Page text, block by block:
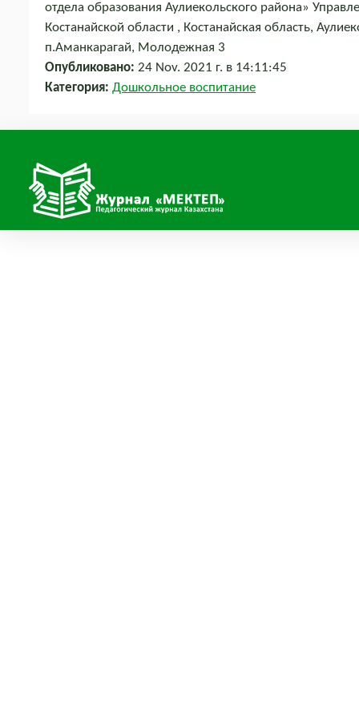
отдела образования Аулиекольского района»
Костанайской области , Костанайская область,
п.Аманкарагай, Молодежная 3
Опубликовано: 24 Nov. 2021 г. в 14:11:45
Категория: Дошкольное воспитание